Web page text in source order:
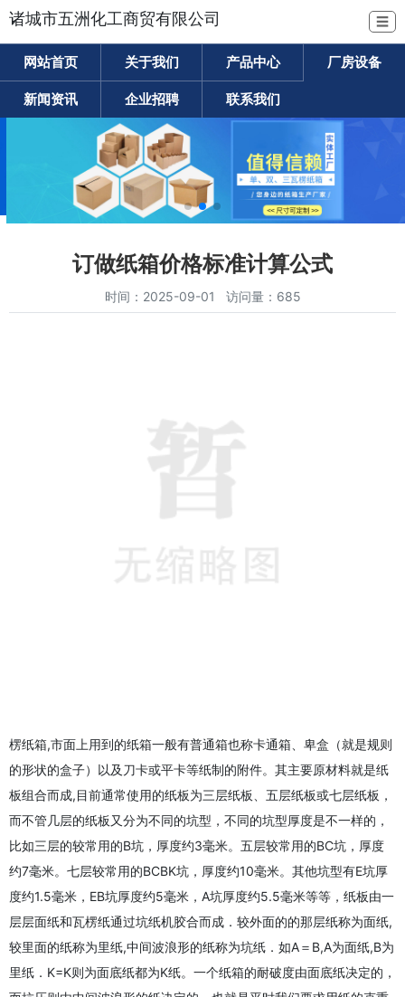
诸城市五洲化工商贸有限公司 ☰
网站首页 关于我们 产品中心 厂房设备
新闻资讯 企业招聘 联系我们
订做纸箱价格标准计算公式
时间：2025-09-01 访问量：685
楞纸箱,市面上用到的纸箱一般有普通箱也称卡通箱、卑盒（就是规则
的形状的盒子）以及刀卡或平卡等纸制的附件。其主要原材料就是纸
板组合而成,目前通常使用的纸板为三层纸板、五层纸板或七层纸板，
而不管几层的纸板又分为不同的坑型，不同的坑型厚度是不一样的，
比如三层的较常用的B坑，厚度约3毫米。五层较常用的BC坑，厚度
约7毫米。七层较常用的BCBK坑，厚度约10毫米。其他坑型有E坑厚
度约1.5毫米，EB坑厚度约5毫米，A坑厚度约5.5毫米等等，纸板由一
层层面纸和瓦楞纸通过坑纸机胶合而成．较外面的的那层纸称为面纸,
较里面的纸称为里纸,中间波浪形的纸称为坑纸．如A＝B,A为面纸,B为
里纸．K=K则为面底纸都为K纸。一个纸箱的耐破度由面底纸决定的，